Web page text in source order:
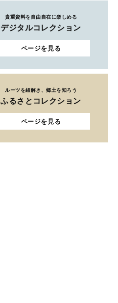
貴重資料を自由自在に楽しめる
デジタルコレクション
ページを見る
ルーツを紐解き、郷土を知ろう
ふるさとコレクション
ページを見る